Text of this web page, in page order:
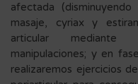
afectada
masaje, cyriax y
articular mediante
manipulaciones; y en
realizaremos ejercicios